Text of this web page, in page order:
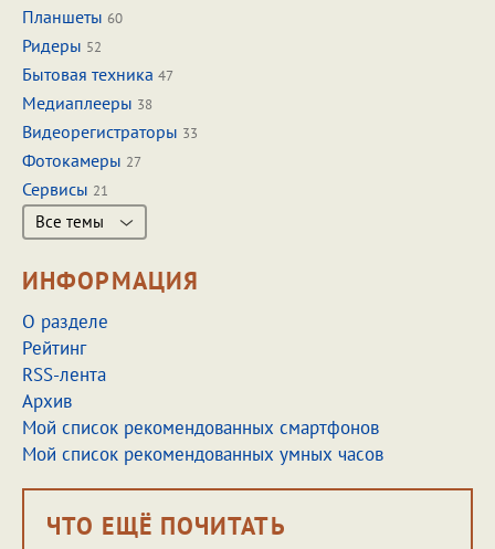
Планшеты 60
Ридеры 52
Бытовая техника 47
Медиаплееры 38
Видеорегистраторы 33
Фотокамеры 27
Сервисы 21
Все темы
ИНФОРМАЦИЯ
О разделе
Рейтинг
RSS-лента
Архив
Мой список рекомендованных смартфонов
Мой список рекомендованных умных часов
ЧТО ЕЩЁ ПОЧИТАТЬ